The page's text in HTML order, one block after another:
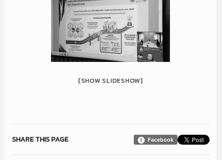
[SHOW SLIDESHOW]
Facebook
SHARE THIS PAGE